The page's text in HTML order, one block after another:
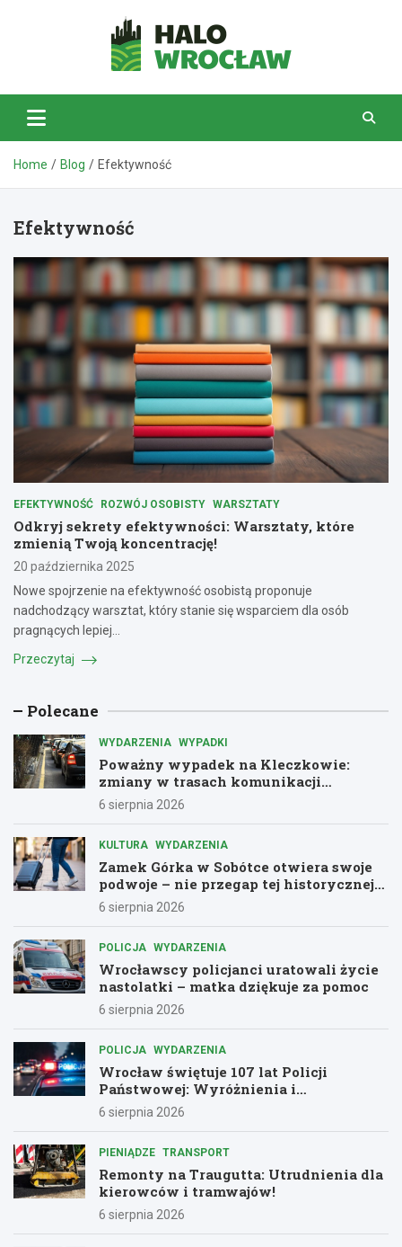
HaloWrocław.pl
Home Blog Efektywność
Efektywność
EFEKTYWNOŚĆ ROZWÓJ OSOBISTY WARSZTATY
Odkryj sekrety efektywności: Warsztaty, które
zmienią Twoją koncentrację!
20 października 2025
Nowe spojrzenie na efektywność osobistą proponuje
nadchodzący warsztat, który stanie się wsparciem dla osób
pragnących lepiej…
Przeczytaj
Polecane
WYDARZENIA WYPADKI
Poważny wypadek na Kleczkowie:
zmiany w trasach komunikacji
miejskiej
6 sierpnia 2026
KULTURA WYDARZENIA
Zamek Górka w Sobótce otwiera swoje
podwoje – nie przegap tej historycznej
przygody!
6 sierpnia 2026
POLICJA WYDARZENIA
Wrocławscy policjanci uratowali życie
nastolatki – matka dziękuje za pomoc
6 sierpnia 2026
POLICJA WYDARZENIA
Wrocław świętuje 107 lat Policji
Państwowej: Wyróżnienia i
podziękowania dla bohaterów służby
6 sierpnia 2026
PIENIĄDZE TRANSPORT
Remonty na Traugutta: Utrudnienia dla
kierowców i tramwajów!
6 sierpnia 2026